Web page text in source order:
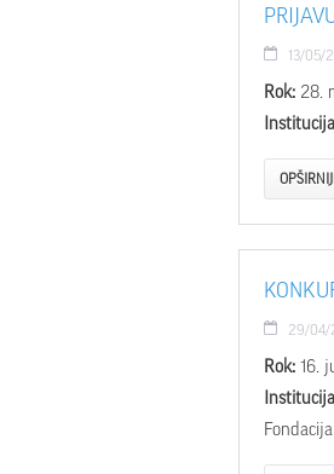
13/05/
Rok: 28.
29/04/
Rok: 16.